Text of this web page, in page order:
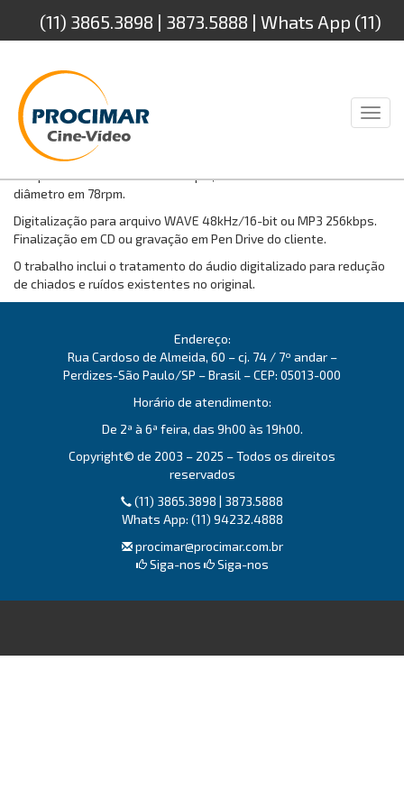
(11) 3865.3898 | 3873.5888 | Whats App (11)
94232.4888
Tipos: Long Play (LP) de 30cm de diâmetro em 33 ou 45rpm;
Compacto de 17cm em 33 ou 45rpm; Disco de Laca com 25cm de
diâmetro em 78rpm.
Digitalização para arquivo WAVE 48kHz/16-bit ou MP3 256kbps.
Finalização em CD ou gravação em Pen Drive do cliente.
O trabalho inclui o tratamento do áudio digitalizado para redução
de chiados e ruídos existentes no original.
Endereço:
Rua Cardoso de Almeida, 60 – cj. 74 / 7º andar –
Perdizes-São Paulo/SP – Brasil – CEP: 05013-000
Horário de atendimento:
De 2ª à 6ª feira, das 9h00 às 19h00.
Copyright© de 2003 – 2025 – Todos os direitos
reservados
(11) 3865.3898 | 3873.5888
Whats App: (11) 94232.4888
procimar@procimar.com.br
Siga-nos
Siga-nos